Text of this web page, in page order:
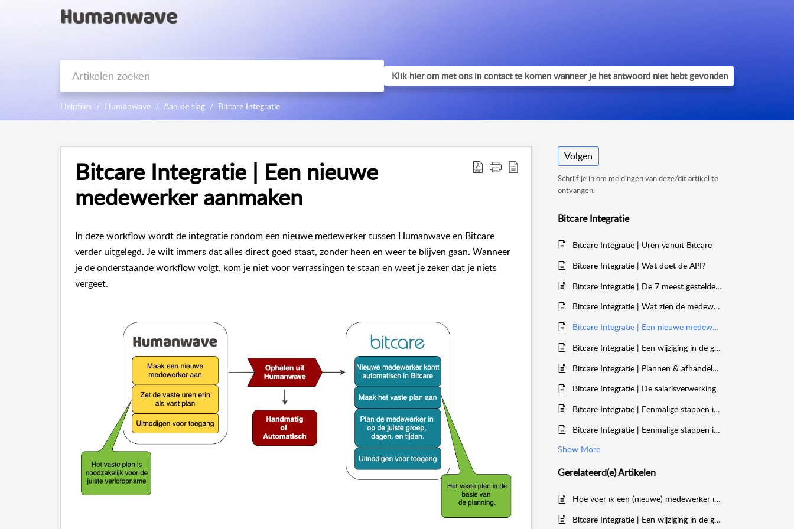
Helpfiles Humanwave Aan de slag Bitcare Integratie
Bitcare Integratie | Een nieuwe
medewerker aanmaken
In deze workflow wordt de integratie rondom een nieuwe medewerker tussen Humanwave en Bitcare
verder uitgelegd. Je wilt immers dat alles direct goed staat, zonder heen en weer te blijven gaan. Wanneer
je de onderstaande workflow volgt, kom je niet voor verrassingen te staan en weet je zeker dat je niets
vergeet.
Volgen
Schrijf je in om meldingen van deze/dit artikel te
ontvangen.
Bitcare Integratie
Bitcare Integratie | Uren vanuit Bitcare
Bitcare Integratie | Wat doet de API?
Bitcare Integratie | De 7 meest gestelde vragen
Bitcare Integratie | Wat zien de medewerkers in welke app?
Bitcare Integratie | Een nieuwe medewerker aanmaken
Bitcare Integratie | Een wijziging in de gegevens van de medewerker doorvoeren
Bitcare Integratie | Plannen & afhandelen uren
Bitcare Integratie | De salarisverwerking
Bitcare Integratie | Eenmalige stappen in Humanwave voor de HR verantwoordelijke
Bitcare Integratie | Eenmalige stappen in Humanwave voor de medewerkers
Show More
Gerelateerd(e)Artikelen
Hoe voer ik een (nieuwe) medewerker in?
Bitcare Integratie | Een wijziging in de gegevens van de medewerker doorvoeren